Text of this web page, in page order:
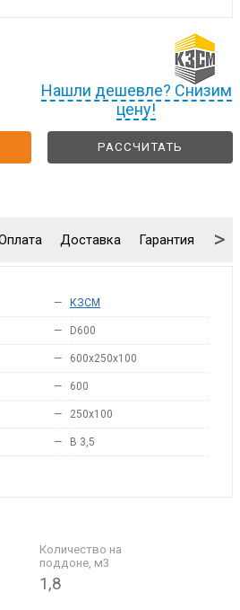
Нашли дешевле? Снизим
цену!
РАССЧИТАТЬ
Доставка Гарантия >
— КЗСМ
— D600
— 600x250x100
— 600
— 250x100
— B 3,5
Количество на
поддоне, м3
1,8